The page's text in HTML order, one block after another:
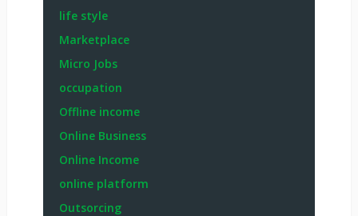
life style
Marketplace
Micro Jobs
occupation
Offline income
Online Business
Online Income
online platform
Outsorcing